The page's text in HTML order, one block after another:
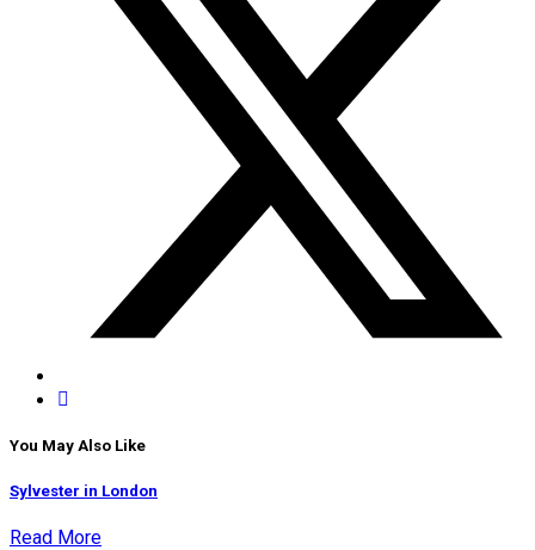
You May Also Like
Sylvester in London
Read More